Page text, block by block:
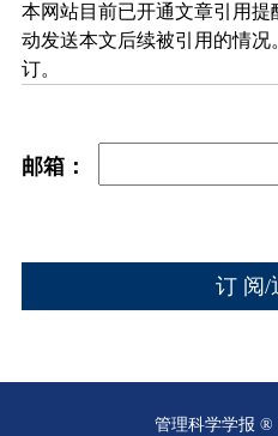
本网站目前已开通文章引用
动发送本文后续被引用的情
订。
邮箱：
管理科学学报 ®